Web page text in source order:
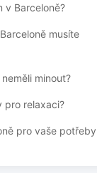
v Barceloně?
musíte
minout?
pro relaxaci?
pro vaše potřeby